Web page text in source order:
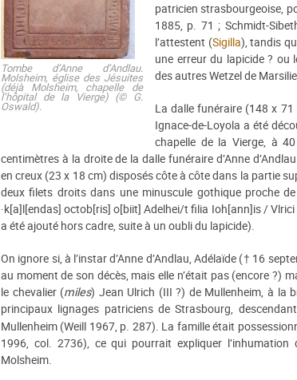
Tombe d’Anne d’Andlau.
Molsheim, église des Jésuites
(déjà Molsheim, chapelle de
l’hôpital de la Vierge) (© G.
Oswald).
patricien strasbourgeoise,
1885, p. 71 ; Schmidt-
l’attestent (Sigilla), tandis
une erreur du lapicide ? ou
des autres Wetzel de
La dalle funéraire (148 x
Ignace-de-Loyola a été
chapelle de la Vierge, à
centimètres à la droite de la dalle funéraire d’Anne
en creux (23 x 18 cm) disposés côte à côte dans la partie
deux filets droits dans une minuscule gothique proche de
·k[a]l[endas] octob[ris] o[biit] Adelhei/t filia Ioh[ann]is /
a été ajouté hors cadre, suite à un oubli du lapicide).
On ignore si, à l’instar d’Anne d’Andlau, Adélaïde († 16
au moment de son décès, mais elle n’était pas (encore ?)
le chevalier (miles) Jean Ulrich (III ?) de Mullenheim, à la
principaux lignages patriciens de Strasbourg,
Mullenheim (Weill 1967, p. 287). La famille était
1996, col. 2736), ce qui pourrait expliquer l’inhumation
Molsheim.